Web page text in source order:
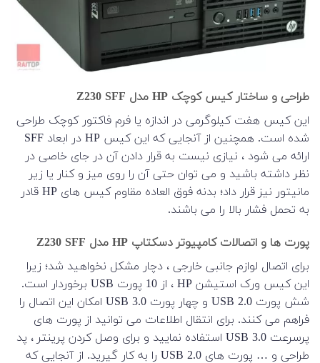
طراحی و ساختار کیس کوچک HP مدل Z230 SFF
این کیس هفت کیلوگرمی در اندازه یا فرم فاکتور کوچک طراحی
شده است. همچنین از آنجایی که این کیس HP در ابعاد SFF
ارائه می شود ، نیازی نیست به قرار دادن آن در جای خاصی در
نظر داشته باشید و می توان حتی آن را روی میز و کنار یا زیر
مانیتور نیز قرار داد؛ بدنه فوق العاده مقاوم کیس های HP قادر
به تحمل فشار بالا را می باشند.
پورت ها و اتصالات کامپیوتر دسکتاپ HP مدل Z230 SFF
برای اتصال لوازم جانبی خارجی ، دچار مشکل نخواهید شد؛ زیرا
این کیس ورک استیشن HP ، از 10 پورت USB برخوردار است.
شش پورت USB 2.0 و چهار پورت USB 3.0 امکان این اتصال را
فراهم می کنند. برای انتقال اطلاعات می توانید از پورت های
پرسرعت USB 3.0 استفاده نمایید و برای وصل کردن پرینتر ، پد
طراحی و … پورت های USB 2.0 را به کار گیرید. از آنجایی که